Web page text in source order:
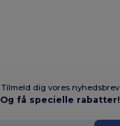
Tilmeld dig vores nyhedsbrev
Og få specielle rabatter!